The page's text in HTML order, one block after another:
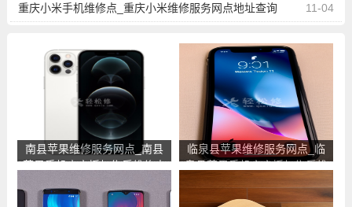
11-04
重庆小米手机维修点_重庆小米维修服务网点地址查询
南县苹果维修服务网点_南县
苹果手机官方授权售后维修中
临泉县苹果维修服务网点_临
泉县苹果手机官方授权售后维
修中心地址电话